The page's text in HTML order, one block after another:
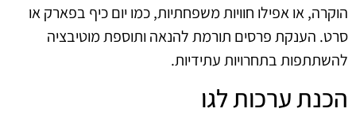
הוקרה, או אפילו חוויות משפחתיות, כמו יום כיף בפארק או
סרט. הענקת פרסים תורמת להנאה ותוספת מוטיבציה
להשתתפות בתחרויות עתידיות.
הכנת ערכות לגו